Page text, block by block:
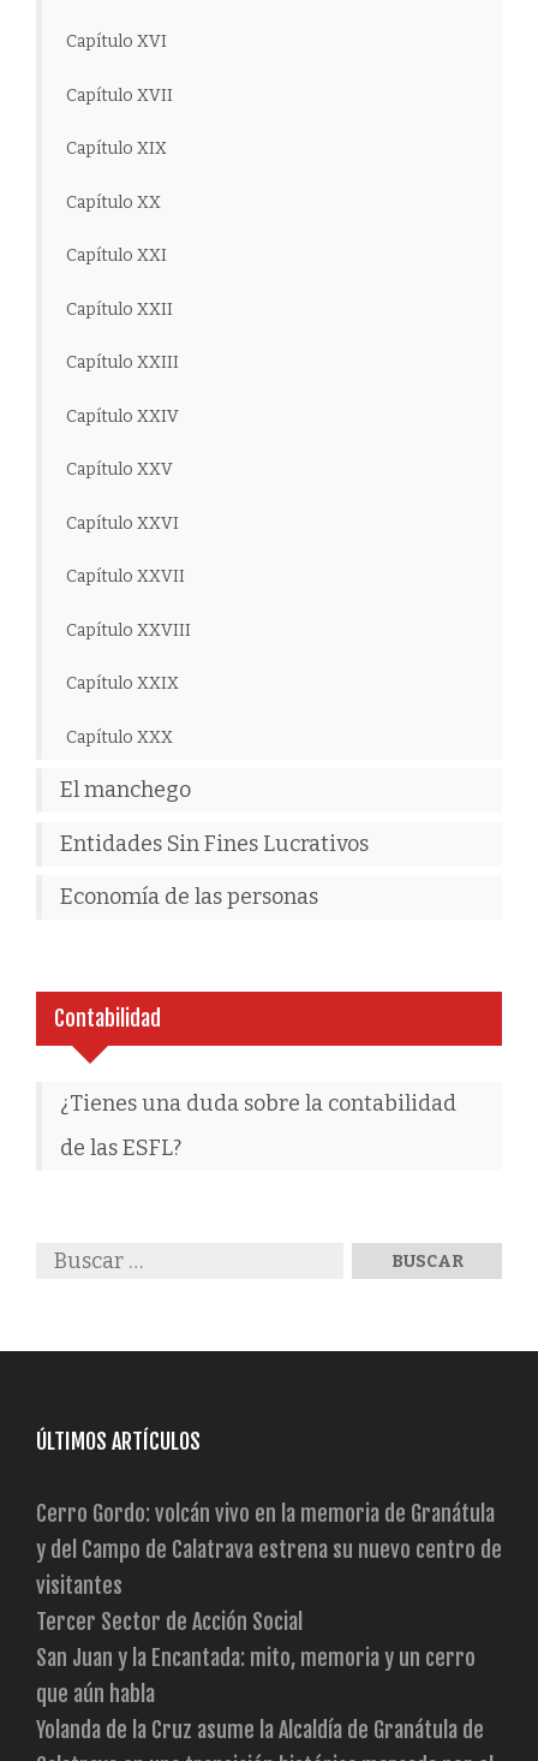
Capítulo XVI
Capítulo XVII
Capítulo XIX
Capítulo XX
Capítulo XXI
Capítulo XXII
Capítulo XXIII
Capítulo XXIV
Capítulo XXV
Capítulo XXVI
Capítulo XXVII
Capítulo XXVIII
Capítulo XXIX
Capítulo XXX
El manchego
Entidades Sin Fines Lucrativos
Economía de las personas
Contabilidad
¿Tienes una duda sobre la contabilidad
de las ESFL?
ÚLTIMOS ARTÍCULOS
Cerro Gordo: volcán vivo en la memoria de Granátula
y del Campo de Calatrava estrena su nuevo centro de
visitantes
Tercer Sector de Acción Social
San Juan y la Encantada: mito, memoria y un cerro
que aún habla
Yolanda de la Cruz asume la Alcaldía de Granátula de